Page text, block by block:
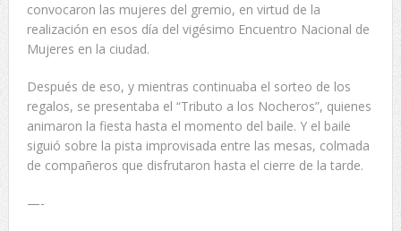
convocaron las mujeres del gremio, en virtud de la
realización en esos día del vigésimo Encuentro Nacional de
Mujeres en la ciudad.
Después de eso, y mientras continuaba el sorteo de los
regalos, se presentaba el “Tributo a los Nocheros”, quienes
animaron la fiesta hasta el momento del baile. Y el baile
siguió sobre la pista improvisada entre las mesas, colmada
de compañeros que disfrutaron hasta el cierre de la tarde.
—-